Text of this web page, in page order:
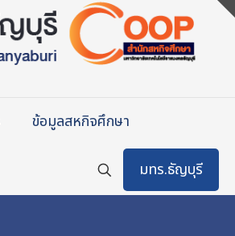
ข้อมูลสหกิจศึกษา
มทร.ธัญบุรี